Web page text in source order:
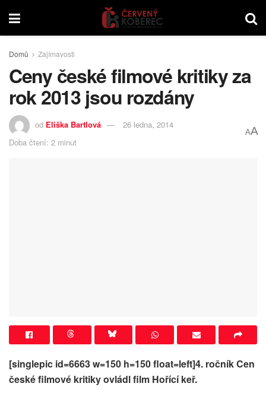
Domů Zajímavosti
Ceny české filmové kritiky za
rok 2013 jsou rozdány
od Eliška Bartlová
26 ledna, 2014
Doba čtení: 2 minut
AA
[singlepic id=6663 w=150 h=150 float=left]4. ročník Cen
české filmové kritiky ovládl film Hořící keř.